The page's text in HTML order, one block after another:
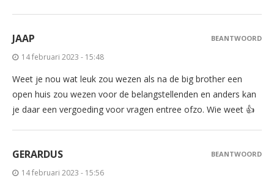
JAAP
14 februari 2023 - 15:48
Weet je nou wat leuk zou wezen als na de big brother een
open huis zou wezen voor de belangstellenden en anders kan
je daar een vergoeding voor vragen entree ofzo. Wie weet 👍
BEANTWOORD
GERARDUS
14 februari 2023 - 15:56
BEANTWOORD